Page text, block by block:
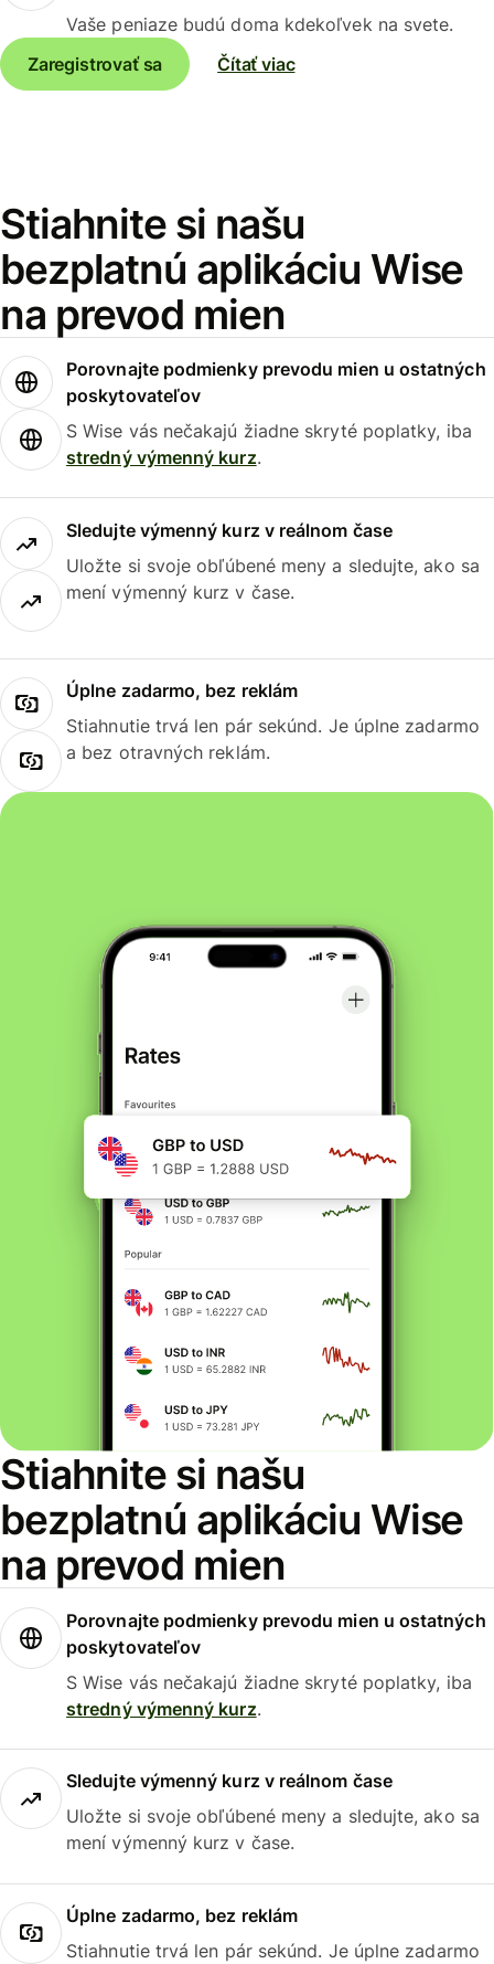
Vaše peniaze budú doma kdekoľvek na svete.
Zaregistrovať sa
Čítať viac
Stiahnite si našu
bezplatnú aplikáciu Wise
na prevod mien
Porovnajte podmienky prevodu mien u ostatných
poskytovateľov
S Wise vás nečakajú žiadne skryté poplatky, iba
stredný výmenný kurz.
Sledujte výmenný kurz v reálnom čase
Uložte si svoje obľúbené meny a sledujte, ako sa
mení výmenný kurz v čase.
Úplne zadarmo, bez reklám
Stiahnutie trvá len pár sekúnd. Je úplne zadarmo
a bez otravných reklám.
Stiahnite si našu
bezplatnú aplikáciu Wise
na prevod mien
Porovnajte podmienky prevodu mien u ostatných
poskytovateľov
S Wise vás nečakajú žiadne skryté poplatky, iba
stredný výmenný kurz.
Sledujte výmenný kurz v reálnom čase
Uložte si svoje obľúbené meny a sledujte, ako sa
mení výmenný kurz v čase.
Úplne zadarmo, bez reklám
Stiahnutie trvá len pár sekúnd. Je úplne zadarmo